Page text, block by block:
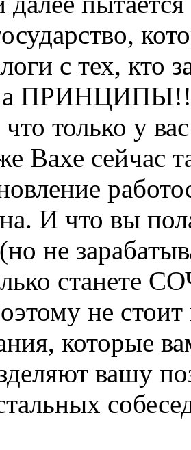
с тех, кто
ПРИНЦИПЫ!!!
что только у
Вахе сейчас
И что вы
не
станете
не
которые
вашу